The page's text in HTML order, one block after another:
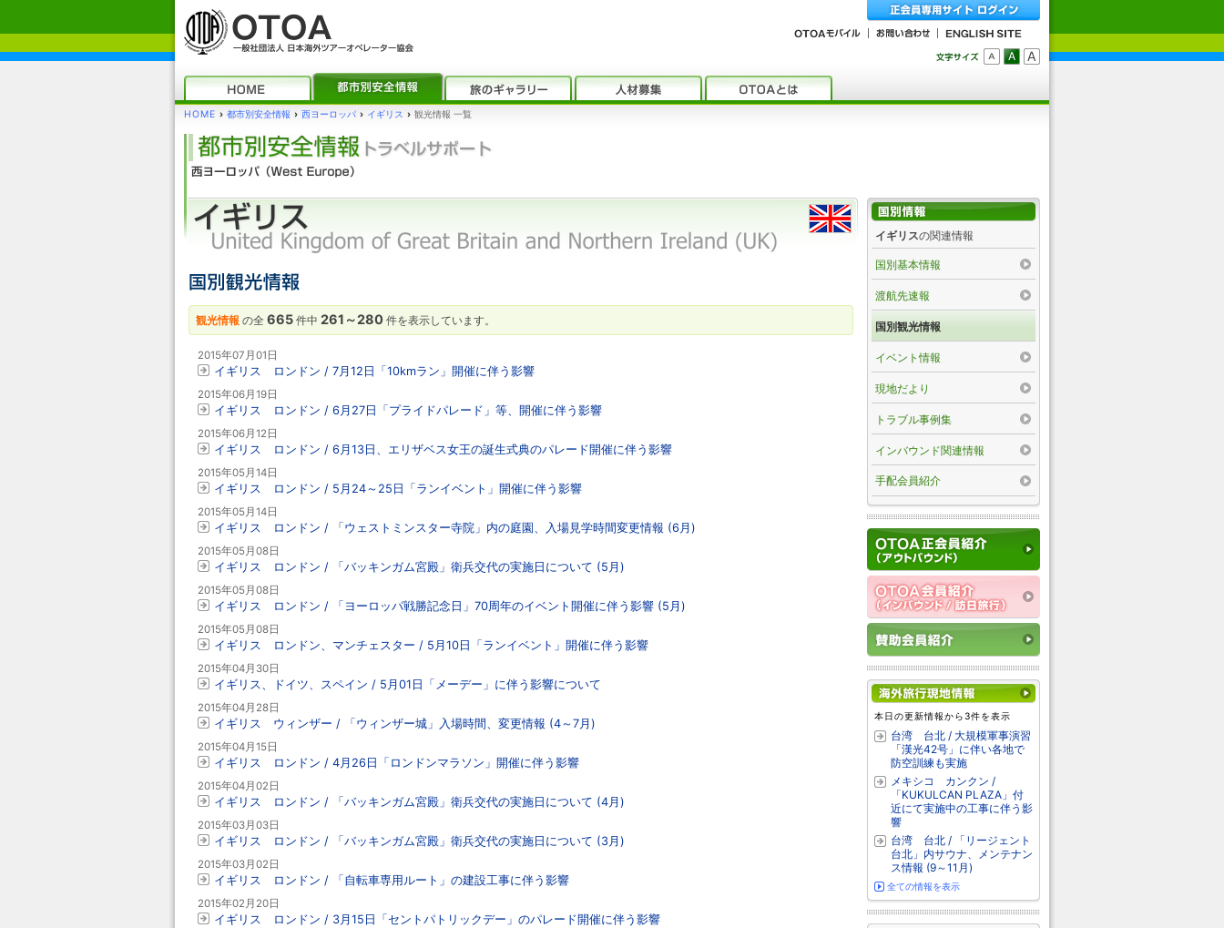
HOME › 都市別安全情報 › 西ヨーロッパ › イギリス › 観光情報 一覧
観光情報 の全 665 件中 261～280 件を表示しています。
2015年07月01日
イギリス ロンドン / 7月12日「10kmラン」開催に伴う影響
2015年06月19日
イギリス ロンドン / 6月27日「プライドパレード」等、開催に伴う影響
2015年06月12日
イギリス ロンドン / 6月13日、エリザベス女王の誕生式典のパレード開催に伴う影響
2015年05月14日
イギリス ロンドン / 5月24～25日「ランイベント」開催に伴う影響
2015年05月14日
イギリス ロンドン / 「ウェストミンスター寺院」内の庭園、入場見学時間変更情報 (6月)
2015年05月08日
イギリス ロンドン / 「バッキンガム宮殿」衛兵交代の実施日について (5月)
2015年05月08日
イギリス ロンドン / 「ヨーロッパ戦勝記念日」70周年のイベント開催に伴う影響 (5月)
2015年05月08日
イギリス ロンドン、マンチェスター / 5月10日「ランイベント」開催に伴う影響
2015年04月30日
イギリス、ドイツ、スペイン / 5月01日「メーデー」に伴う影響について
2015年04月28日
イギリス ウィンザー / 「ウィンザー城」入場時間、変更情報 (4～7月)
2015年04月15日
イギリス ロンドン / 4月26日「ロンドンマラソン」開催に伴う影響
2015年04月02日
イギリス ロンドン / 「バッキンガム宮殿」衛兵交代の実施日について (4月)
2015年03月03日
イギリス ロンドン / 「バッキンガム宮殿」衛兵交代の実施日について (3月)
2015年03月02日
イギリス ロンドン / 「自転車専用ルート」の建設工事に伴う影響
2015年02月20日
イギリス ロンドン / 3月15日「セントパトリックデー」のパレード開催に伴う影響
イギリスの関連情報
国別基本情報
渡航先速報
国別観光情報
イベント情報
現地だより
トラブル事例集
インバウンド関連情報
手配会員紹介
本日の更新情報から3件を表示
台湾 台北 / 大規模軍事演習
「漢光42号」に伴い各地で
防空訓練も実施
メキシコ カンクン /
「KUKULCAN PLAZA」付
近にて実施中の工事に伴う影
響
台湾 台北 / 「リージェント
台北」内サウナ、メンテナン
ス情報 (9～11月)
全ての情報を表示